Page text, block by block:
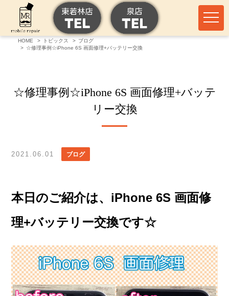
HOME トピックス
ブログ
☆修理事例☆iPhone 6S 画面修理+バッテリー交換
☆修理事例☆iPhone 6S 画面修理+バッテ
リー交換
2021.06.01 ブログ
本日のご紹介は、iPhone 6S 画面修
理+バッテリー交換です☆